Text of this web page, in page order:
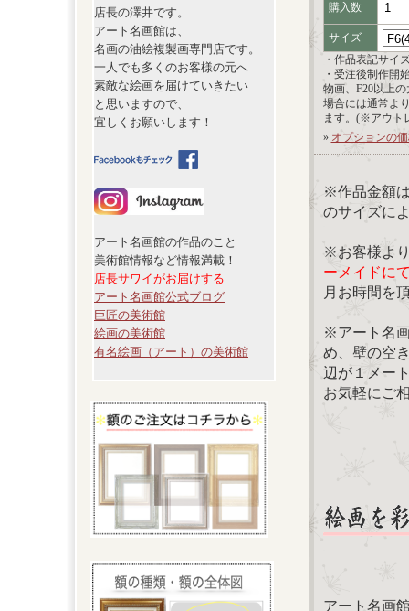
店長の澤井です。
アート名画館は、
名画の油絵複製画専門店です。
一人でも多くのお客様の元へ
素敵な絵画を届けていきたい
と思いますので、
宜しくお願いします！
アート名画館の作品のこと
美術館情報など情報満載！
店長サワイがお届けする
アート名画館公式ブログ
巨匠の美術館
絵画の美術館
有名絵画（アート）の美術館
購入数
サイズ
・作品表記サイ
・受注後制作開
物画、F20以上
場合には通常よ
ます。(※アウト
» オプションの
※作品金額
のサイズに
※お客様よ
ーメイドに
月お時間を
※アート名
め、壁の空
辺が１メー
お気軽にご
アート名画